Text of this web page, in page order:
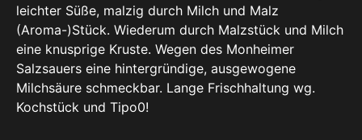
leichter Süße, malzig durch Milch und Malz
(Aroma-)Stück. Wiederum durch Malzstück und Milch
eine knusprige Kruste. Wegen des Monheimer
Salzsauers eine hintergründige, ausgewogene
Milchsäure schmeckbar. Lange Frischhaltung wg.
Kochstück und Tipo0!